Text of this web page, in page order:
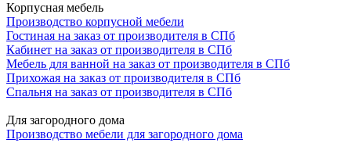
Корпусная мебель
Производство корпусной мебели
Гостиная на заказ от производителя в СПб
Кабинет на заказ от производителя в СПб
Мебель для ванной на заказ от производителя в СПб
Прихожая на заказ от производителя в СПб
Спальня на заказ от производителя в СПб
Для загородного дома
Производство мебели для загородного дома